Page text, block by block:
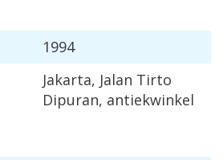
1994
Jakarta, Jalan Tirto
Dipuran, antiekwinkel